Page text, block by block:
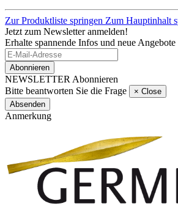
Zur Produktliste springen Zum Hauptinhalt
Jetzt zum Newsletter anmelden!
Erhalte spannende Infos und neue
Abonnieren
NEWSLETTER Abonnieren
Bitte beantworten Sie die Frage
× Close
Absenden
Anmerkung